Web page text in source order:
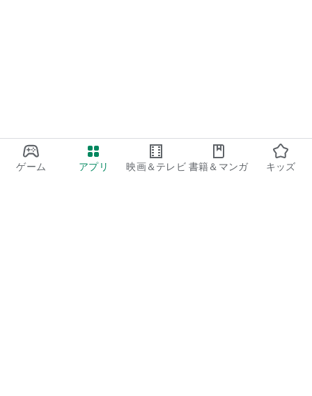
ゲーム アプリ 映画＆テレビ 書籍＆マンガ キッズ